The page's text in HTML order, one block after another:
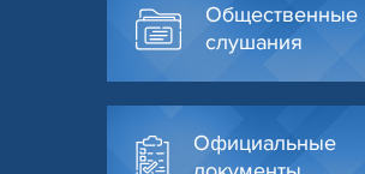
Общественные
слушания
Официальные